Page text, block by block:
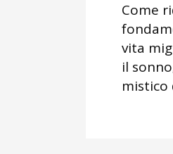
Come
vita
il
mistico